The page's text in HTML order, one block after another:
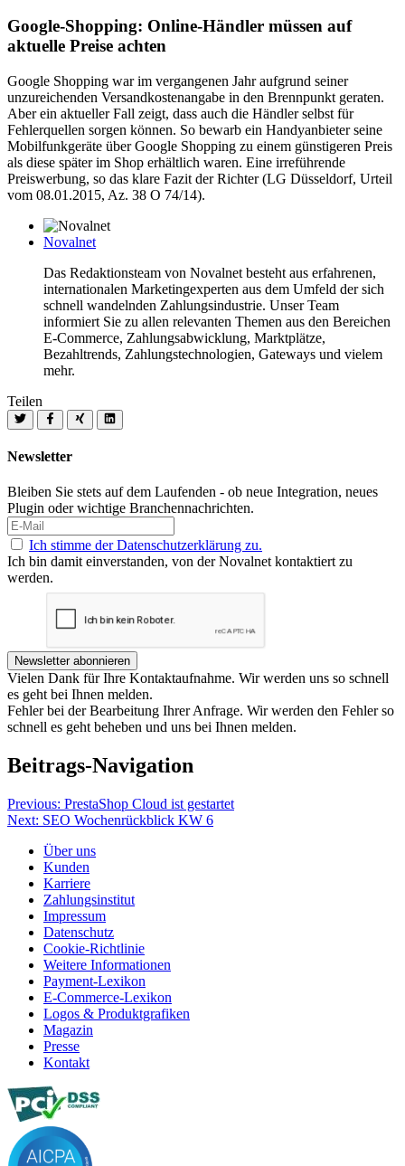
Google-Shopping: Online-Händler müssen auf
aktuelle Preise achten
Google Shopping war im vergangenen Jahr aufgrund seiner
unzureichenden Versandkostenangabe in den Brennpunkt geraten.
Aber ein aktueller Fall zeigt, dass auch die Händler selbst für
Fehlerquellen sorgen können. So bewarb ein Handyanbieter seine
Mobilfunkgeräte über Google Shopping zu einem günstigeren Preis
als diese später im Shop erhältlich waren. Eine irreführende
Preiswerbung, so das klare Fazit der Richter (LG Düsseldorf, Urteil
vom 08.01.2015, Az. 38 O 74/14).
Novalnet
Das Redaktionsteam von Novalnet besteht aus erfahrenen,
internationalen Marketingexperten aus dem Umfeld der sich
schnell wandelnden Zahlungsindustrie. Unser Team
informiert Sie zu allen relevanten Themen aus den Bereichen
E-Commerce, Zahlungsabwicklung, Marktplätze,
Bezahltrends, Zahlungstechnologien, Gateways und vielem
mehr.
Teilen
Newsletter
Bleiben Sie stets auf dem Laufenden - ob neue Integration, neues
Plugin oder wichtige Branchennachrichten.
Ich stimme der Datenschutzerklärung zu.
Ich bin damit einverstanden, von der Novalnet kontaktiert zu
werden.
Newsletter abonnieren
Vielen Dank für Ihre Kontaktaufnahme. Wir werden uns so schnell
es geht bei Ihnen melden.
Fehler bei der Bearbeitung Ihrer Anfrage. Wir werden den Fehler so
schnell es geht beheben und uns bei Ihnen melden.
Beitrags-Navigation
Previous: PrestaShop Cloud ist gestartet
Next: SEO Wochenrückblick KW 6
Über uns
Kunden
Karriere
Zahlungsinstitut
Impressum
Datenschutz
Cookie-Richtlinie
Weitere Informationen
Payment-Lexikon
E-Commerce-Lexikon
Logos & Produktgrafiken
Magazin
Presse
Kontakt